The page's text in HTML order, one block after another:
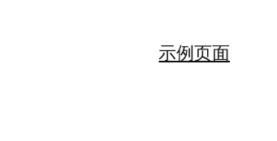
示例页面